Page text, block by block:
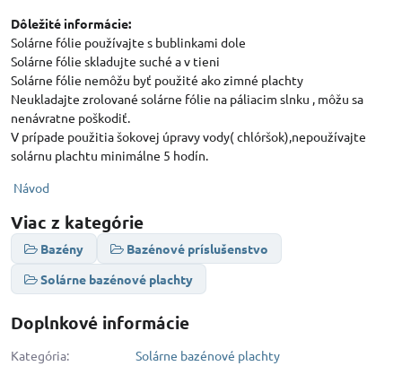
Dôležité informácie:
Solárne fólie používajte s bublinkami dole
Solárne fólie skladujte suché a v tieni
Solárne fólie nemôžu byť použité ako zimné plachty
Neukladajte zrolované solárne fólie na páliacim slnku , môžu sa
nenávratne poškodiť.
V prípade použitia šokovej úpravy vody( chlóršok),nepoužívajte
solárnu plachtu minimálne 5 hodín.
Návod
Viac z kategórie
Bazény
Bazénové príslušenstvo
Solárne bazénové plachty
Doplnkové informácie
Kategória: Solárne bazénové plachty